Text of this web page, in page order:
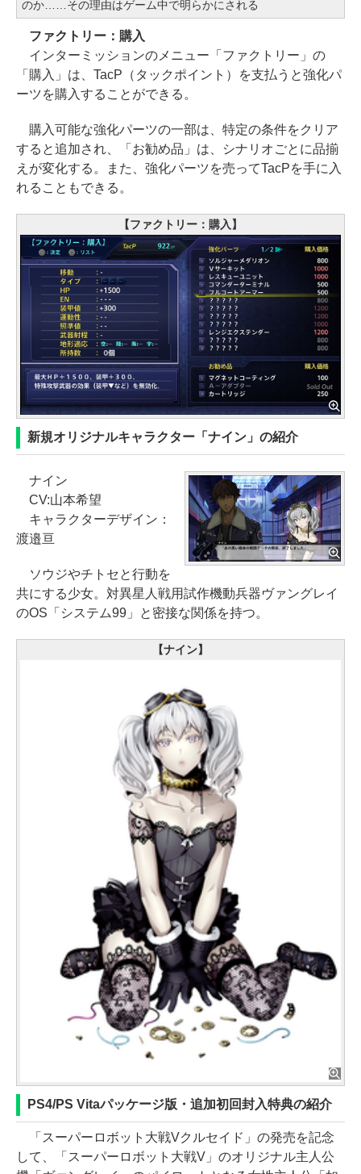
のか……その理由はゲーム中で明らかにされる
ファクトリー：購入
インターミッションのメニュー「ファクトリー」の
「購入」は、TacP（タックポイント）を支払うと強化パ
ーツを購入することができる。
購入可能な強化パーツの一部は、特定の条件をクリア
すると追加され、「お勧め品」は、シナリオごとに品揃
えが変化する。また、強化パーツを売ってTacPを手に入
れることもできる。
【ファクトリー：購入】
新規オリジナルキャラクター「ナイン」の紹介
ナイン
CV:山本希望
キャラクターデザイン：
渡邉亘
ソウジやチトセと行動を
共にする少女。対異星人戦用試作機動兵器ヴァングレイ
のOS「システム99」と密接な関係を持つ。
【ナイン】
PS4/PS Vitaパッケージ版・追加初回封入特典の紹介
「スーパーロボット大戦Vクルセイド」の発売を記念
して、「スーパーロボット大戦V」のオリジナル主人公